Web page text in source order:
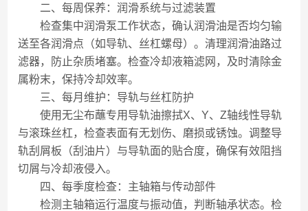
二、每周保养：润滑系统与过滤装置
检查集中润滑泵工作状态，确认润滑油是否均匀输
送至各润滑点（如导轨、丝杠螺母）。清理润滑油路过
滤器，防止杂质堵塞。检查冷却液箱滤网，及时清除金
属粉末，保持冷却效率。
三、每月维护：导轨与丝杠防护
使用无尘布蘸专用导轨油擦拭X、Y、Z轴线性导轨
与滚珠丝杠，检查表面有无划伤、磨损或锈蚀。调整导
轨刮屑板（刮油片）与导轨面的贴合度，确保有效阻挡
切屑与冷却液侵入。
四、每季度检查：主轴箱与传动部件
检测主轴箱运行温度与振动值，判断轴承状态。检